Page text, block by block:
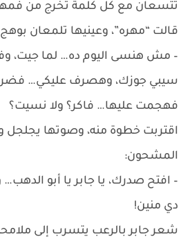
تتسعان مع كل كلمة تخرج من
قالت “مهره”، وعينيها تلمعان
– مش هنسى اليوم ده… لما جيت،
سيبي جوزك، وهصرف عليكي…
فهجمت عليها… فاكر؟ ولا نسيت؟
اقتربت خطوة منه، وصوتها
المشحون:
– افتح صدرك، يا جابر يا أبو
دي منين!
شعر جابر بالرعب يتسرب إلى